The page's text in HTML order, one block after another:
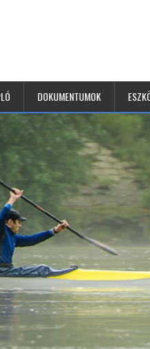
DOKUMENTUMOK